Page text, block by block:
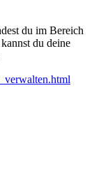
du im Bereich
du deine